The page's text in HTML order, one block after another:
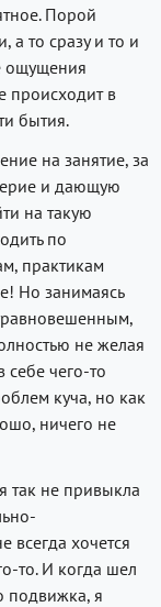
Порой
а то сразу и то и
ощущения
происходит в
бытия.
на занятие, за
и дающую
на такую
по
практикам
Но занимаясь
не желая
себе чего-то
куча, но как
ничего не
так не привыкла
всегда хочется
то. И когда шел
подвижка, я